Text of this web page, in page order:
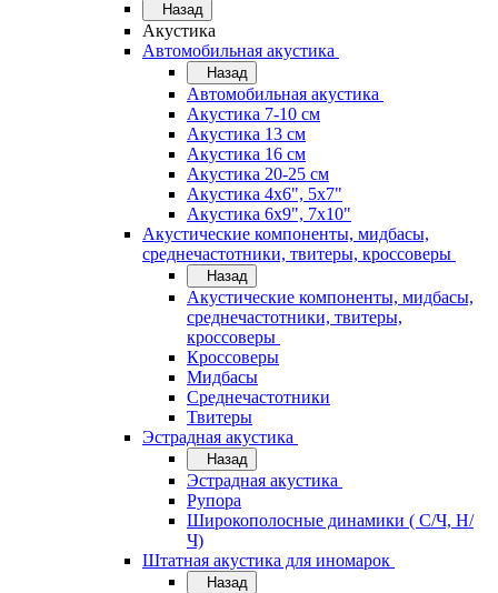
Назад
Акустика
Автомобильная акустика
Назад
Автомобильная акустика
Акустика 7-10 см
Акустика 13 см
Акустика 16 см
Акустика 20-25 см
Акустика 4х6", 5х7"
Акустика 6х9", 7х10"
Акустические компоненты, мидбасы,
среднечастотники, твитеры, кроссоверы
Назад
Акустические компоненты, мидбасы,
среднечастотники, твитеры,
кроссоверы
Кроссоверы
Мидбасы
Среднечастотники
Твитеры
Эстрадная акустика
Назад
Эстрадная акустика
Рупора
Широкополосные динамики ( С/Ч, Н/
Ч)
Штатная акустика для иномарок
Назад